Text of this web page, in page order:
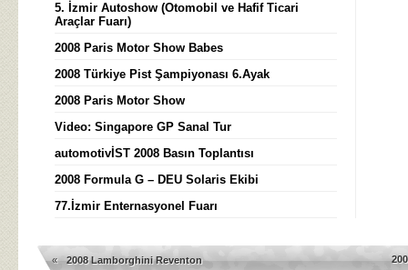
5. İzmir Autoshow (Otomobil ve Hafif Ticari
Araçlar Fuarı)
2008 Paris Motor Show Babes
2008 Türkiye Pist Şampiyonası 6.Ayak
2008 Paris Motor Show
Video: Singapore GP Sanal Tur
automotivİST 2008 Basın Toplantısı
2008 Formula G – DEU Solaris Ekibi
77.İzmir Enternasyonel Fuarı
« 2008 Lamborghini Reventon